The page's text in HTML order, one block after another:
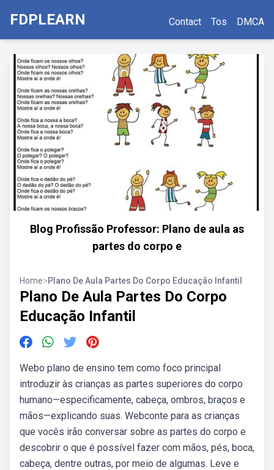
FDPLEARN Contact Tos DMCA
Blog Profissão Professor: Plano de aula as
partes do corpo e
Home>Plano De Aula Partes Do Corpo Educação Infantil
Plano De Aula Partes Do Corpo
Educação Infantil
Webo plano de ensino tem como foco principal
introduzir às crianças as partes superiores do corpo
humano—especificamente, cabeça, ombros, braços e
mãos—explicando suas. Webconte para as crianças
que vocês irão conversar sobre as partes do corpo e
descobrir o que é possível fazer com mãos, pés, boca,
cabeça, dentre outras, por meio de algumas. Leve e